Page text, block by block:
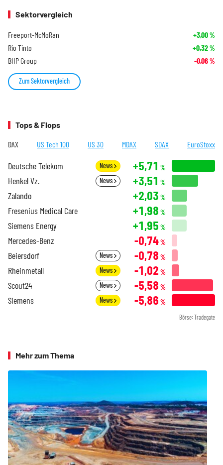
Sektorvergleich
Freeport-McMoRan +3,00%
Rio Tinto +0,32%
BHP Group -0,06%
Zum Sektorvergleich
Tops & Flops
DAX US Tech 100 US 30 MDAX SDAX EuroStoxx
Deutsche Telekom News +5,71 %
Henkel Vz. News +3,51 %
Zalando +2,03 %
Fresenius Medical Care +1,98 %
Siemens Energy +1,95 %
Mercedes-Benz -0,74%
Beiersdorf News -0,78 %
Rheinmetall News -1,02 %
Scout24 News -5,58 %
Siemens News -5,86 %
Börse: Tradegate
Mehr zum Thema